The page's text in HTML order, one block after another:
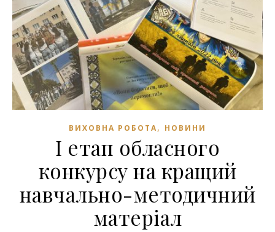
ВИХОВНА РОБОТА, НОВИНИ
І етап обласного
конкурсу на кращий
навчально-методичний
матеріал